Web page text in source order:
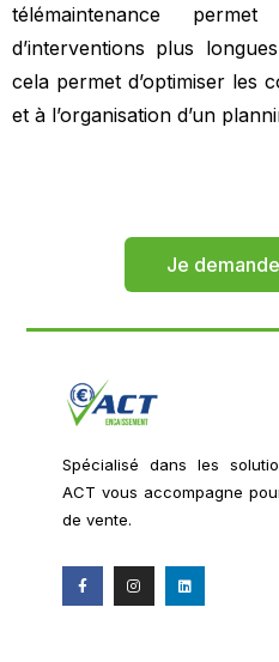
télémaintenance
d’interventions plus
cela permet d’optimiser les
et à l’organisation d’un
Je
Spécialisé dans les
ACT vous accompagne
de vente.